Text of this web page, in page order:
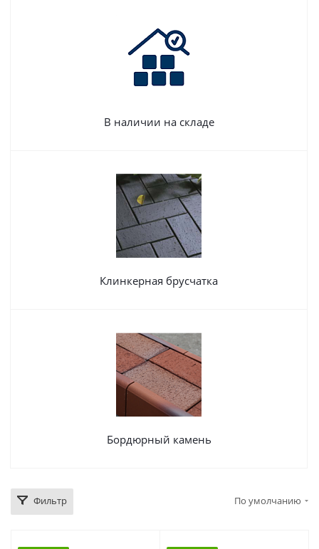
В наличии на складе
Клинкерная брусчатка
Бордюрный камень
Фильтр По умолчанию